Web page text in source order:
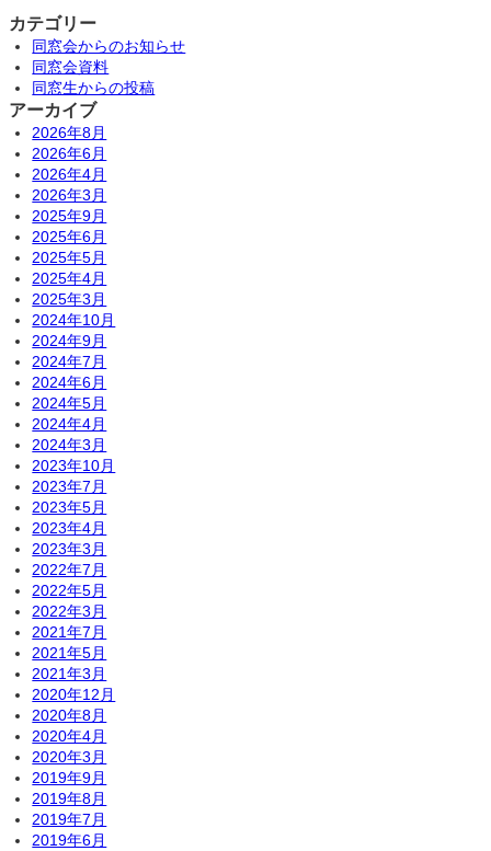
カテゴリー
同窓会からのお知らせ
同窓会資料
同窓生からの投稿
アーカイブ
2026年8月
2026年6月
2026年4月
2026年3月
2025年9月
2025年6月
2025年5月
2025年4月
2025年3月
2024年10月
2024年9月
2024年7月
2024年6月
2024年5月
2024年4月
2024年3月
2023年10月
2023年7月
2023年5月
2023年4月
2023年3月
2022年7月
2022年5月
2022年3月
2021年7月
2021年5月
2021年3月
2020年12月
2020年8月
2020年4月
2020年3月
2019年9月
2019年8月
2019年7月
2019年6月